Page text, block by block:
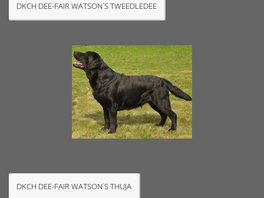
DKCH DEE-FAIR WATSON´S TWEEDLEDEE
DKCH DEE-FAIR WATSON´S THUJA